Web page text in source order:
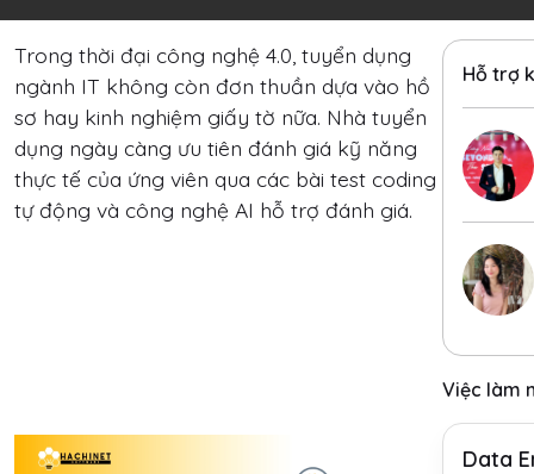
Trong thời đại công nghệ 4.0, tuyển dụng
ngành IT không còn đơn thuần dựa vào hồ
sơ hay kinh nghiệm giấy tờ nữa. Nhà tuyển
dụng ngày càng ưu tiên đánh giá kỹ năng
thực tế của ứng viên qua các bài test coding
tự động và công nghệ AI hỗ trợ đánh giá.
Hỗ trợ
Việc làm
Data